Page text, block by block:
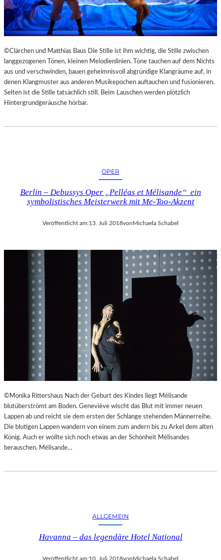
©Clärchen und Matthias Baus Die Stille ist ihm wichtig, die Stille zwischen
langgezogenen Tönen, kleinen Melodienlinien. Töne tauchen auf dem Nichts
aus und verschwinden, bauen geheimnisvoll abgründige Klangräume auf, in
denen Klangmuster aus anderen Musikepochen auftauchen und fusionieren.
Selten ist die Stille tatsächlich still. Beim Lauschen werden plötzlich
Hintergrundgeräusche hörbar.
OPER
Berlin – Debussys Oper „Pelléas et Mélisande“ ein
symbolistisches Meisterwerk mit Me-Too-Akzent
Veröffentlicht am:13. Juli 2018vonMichaela Schabel
©Monika Rittershaus Nach der Geburt des Kindes liegt Mélisande
blutüberströmt am Boden. Geneviève wischt das Blut mit immer neuen
Lappen ab und reicht sie dem ersten der Schlange stehenden Männerreihe.
Die blutigen Lappen wandern von einem zum andern bis zu Arkel dem alten
König. Auch er wollte sich noch etwas an der Schönheit Mélisandes
berauschen. Mélisande…
ALLGEMEIN
Havanna – das legendäre Hotel National
Veröffentlicht am:10. Juli 2018vonMichaela Schabel